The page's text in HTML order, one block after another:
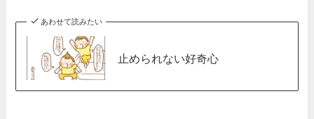
あわせて読みたい
止められない好奇心